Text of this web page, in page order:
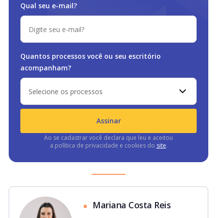
Qual seu e-mail?
Quantos processos você ou seu escritório
acompanham?
Selecione os processos
Assinar
Ao se cadastrar você declara que leu e aceitou
a política de privacidade e cookies do site.
Mariana Costa Reis